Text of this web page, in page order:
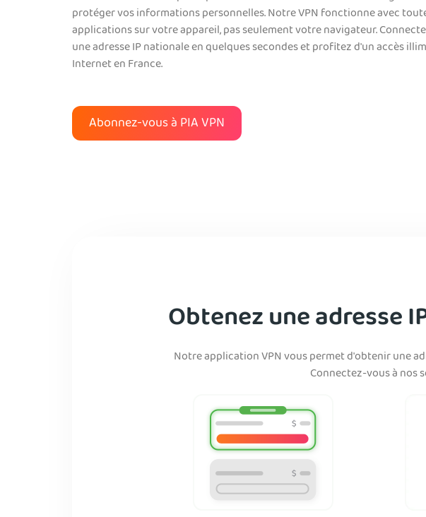
protéger vos informations personnelles. Notre VPN fonctionne avec
applications sur votre appareil, pas seulement votre navigateur.
une adresse IP nationale en quelques secondes et profitez d'un accès
Internet en France.
Abonnez-vous à PIA VPN
Obtenez une adresse
Notre application VPN vous permet d'obtenir une
Connectez-vous à nos